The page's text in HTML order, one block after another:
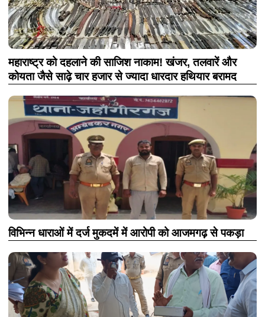
महाराष्ट्र को दहलाने की साजिश नाकाम! खंजर, तलवारें और
कोयता जैसे साढ़े चार हजार से ज्यादा धारदार हथियार बरामद
विभिन्न धाराओं में दर्ज मुकदमें में आरोपी को आजमगढ़ से पकड़ा